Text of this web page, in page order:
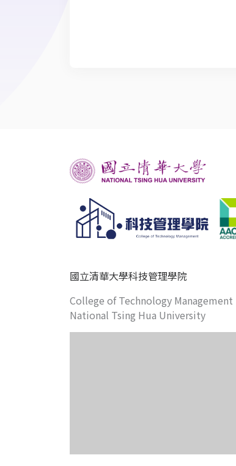
國立清華大學科技管理學院
College of Technology Management
National Tsing Hua University